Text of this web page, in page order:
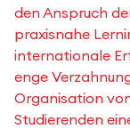
den Anspruch
praxisnahe
internationale
enge
Organisation
Studierenden